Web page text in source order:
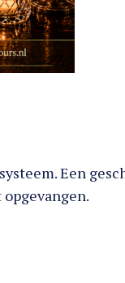
Een